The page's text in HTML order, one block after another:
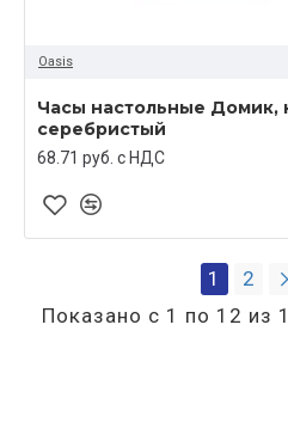
Oasis
Часы настольные Домик,
серебристый
68.71 руб. c НДС
1
2
Показано с 1 по 12 из